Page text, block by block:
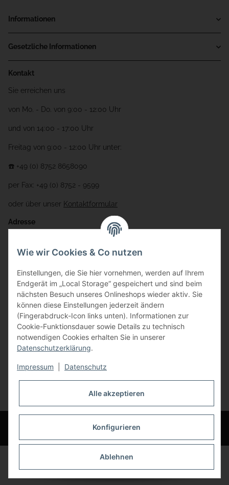
Informationen
Gesetzliche Informationen
Kontakt
Sie erreichen uns
von Mo. - Do. von 9:00 - 12:00 Uhr
und von 14:00 - 17:00 Uhr
Freitag von 9:00 - 12:00 Uhr unter:
☎️ +49 (0) 8752 8658090
per Fax: +49 (0) 8752 - 9599
oder über unser Kontaktformular
Adresse
Gewerbering 17
84072 Au i.d. Hallertau
info@bauer-tore.de
Vertrag widerrufen
* Alle Preise inkl. gesetzlicher USt., zzgl.Versand
© Bauer-Systemtechnik GmbH - Technische Änderungen und Irrtümer
vorbehalten
Wie wir Cookies & Co nutzen
Einstellungen, die Sie hier vornehmen, werden auf Ihrem
Endgerät im „Local Storage“ gespeichert und sind beim
nächsten Besuch unseres Onlineshops wieder aktiv. Sie
können diese Einstellungen jederzeit ändern
(Fingerabdruck-Icon links unten). Informationen zur
Cookie-Funktionsdauer sowie Details zu technisch
notwendigen Cookies erhalten Sie in unserer
Datenschutzerklärung.
Impressum Datenschutz
Alle akzeptieren
Konfigurieren
Ablehnen